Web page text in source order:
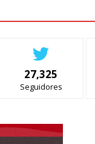
27,325
Seguidores